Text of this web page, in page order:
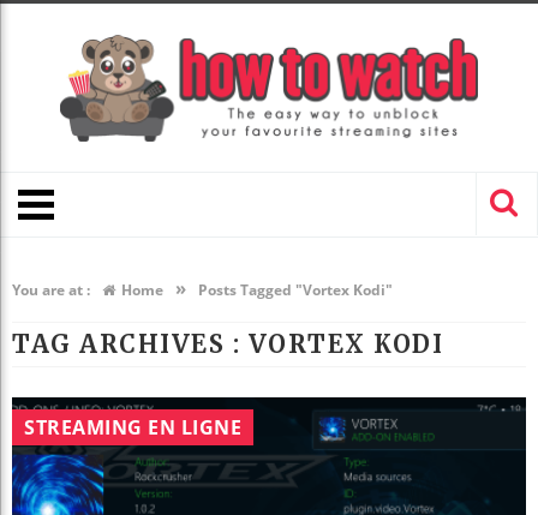
You are at : Home » Posts Tagged "Vortex Kodi"
TAG ARCHIVES : VORTEX KODI
STREAMING EN LIGNE